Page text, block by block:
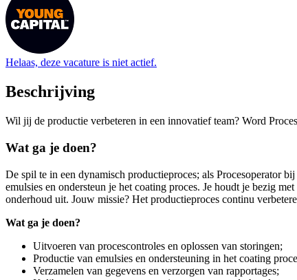
Helaas, deze vacature is niet actief.
Beschrijving
Wil jij de productie verbeteren in een innovatief team? Word
Wat ga je doen?
De spil te in een dynamisch productieproces; als Procesoperator
emulsies en ondersteun je het coating proces. Je houdt je bezig
onderhoud uit. Jouw missie? Het productieproces continu
Wat ga je doen?
Uitvoeren van procescontroles en oplossen van storingen;
Productie van emulsies en ondersteuning in het coating
Verzamelen van gegevens en verzorgen van rapportages;